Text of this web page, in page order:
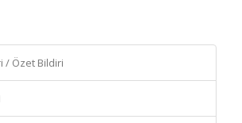
/ Özet Bildiri